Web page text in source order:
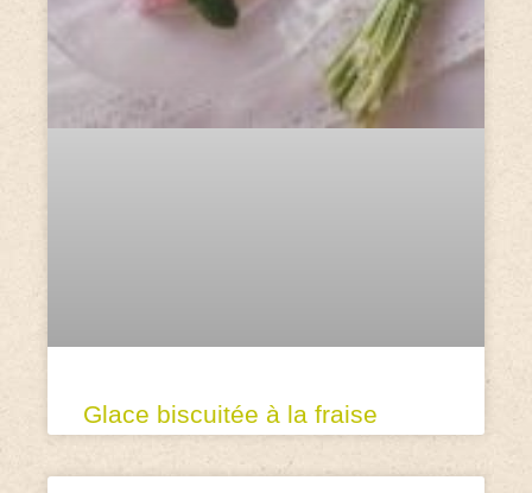
Glace biscuitée à la fraise